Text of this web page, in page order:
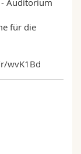
Auditorium
für die
wvK1Bd